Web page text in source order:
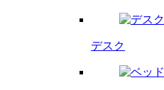
デスク